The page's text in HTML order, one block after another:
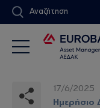
Αναζήτηση
17/6/2025
Ημερήσιο